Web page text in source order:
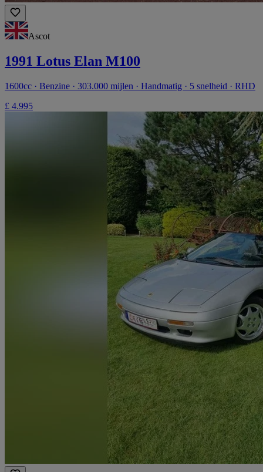
Ascot
1991 Lotus Elan M100
1600cc · Benzine · 303.000 mijlen · Handmatig · 5 snelheid · RHD
£ 4.995